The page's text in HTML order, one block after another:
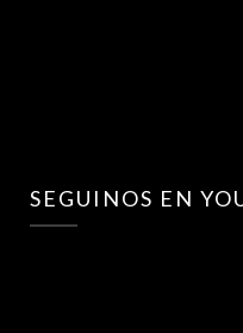
SEGUINOS EN